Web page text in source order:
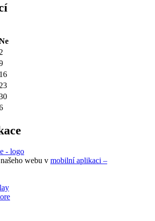
2
16
23
webu v mobilní aplikaci –